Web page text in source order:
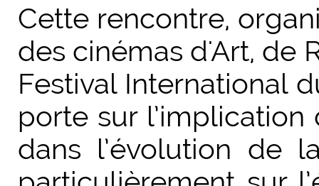
Cette rencontre,
des cinémas d'Art, de
Festival International
porte sur
dans l’évolution de